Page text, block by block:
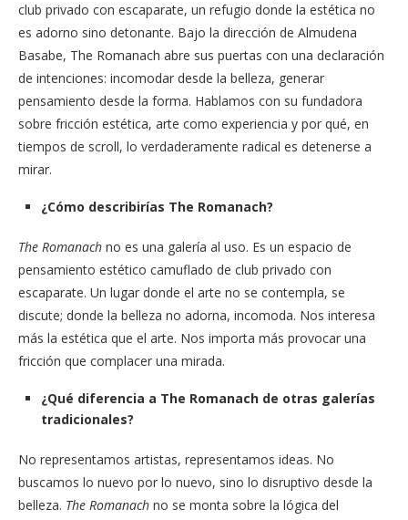
club privado con escaparate, un refugio donde la estética no
es adorno sino detonante. Bajo la dirección de Almudena
Basabe, The Romanach abre sus puertas con una declaración
de intenciones: incomodar desde la belleza, generar
pensamiento desde la forma. Hablamos con su fundadora
sobre fricción estética, arte como experiencia y por qué, en
tiempos de scroll, lo verdaderamente radical es detenerse a
mirar.
¿Cómo describirías The Romanach?
The Romanach no es una galería al uso. Es un espacio de
pensamiento estético camuflado de club privado con
escaparate. Un lugar donde el arte no se contempla, se
discute; donde la belleza no adorna, incomoda. Nos interesa
más la estética que el arte. Nos importa más provocar una
fricción que complacer una mirada.
¿Qué diferencia a The Romanach de otras galerías
tradicionales?
No representamos artistas, representamos ideas. No
buscamos lo nuevo por lo nuevo, sino lo disruptivo desde la
belleza. The Romanach no se monta sobre la lógica del